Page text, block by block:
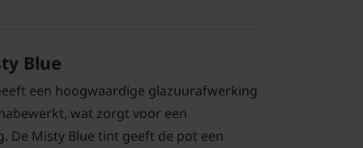
Blue
een hoogwaardige glazuurafwerking
wat zorgt voor een
De Misty Blue tint geeft de pot een